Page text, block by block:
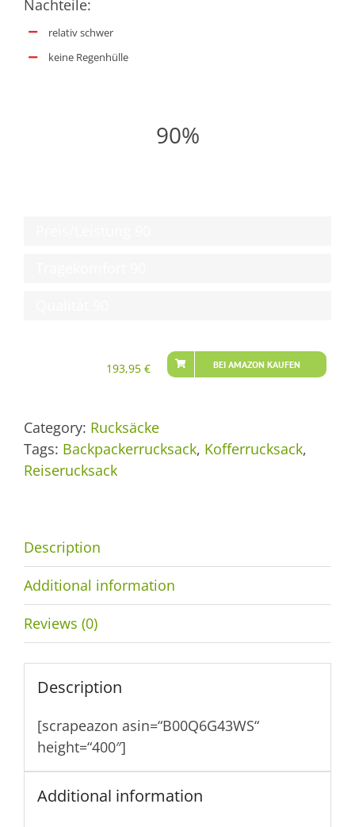
Nachteile:
relativ schwer
keine Regenhülle
90%
193,95 € BEI AMAZON KAUFEN
Category: Rucksäcke
Tags: Backpackerrucksack, Kofferrucksack,
Reiserucksack
Description
Additional information
Reviews (0)
Description
[scrapeazon asin=“B00Q6G43WS“
height=“400″]
Additional information